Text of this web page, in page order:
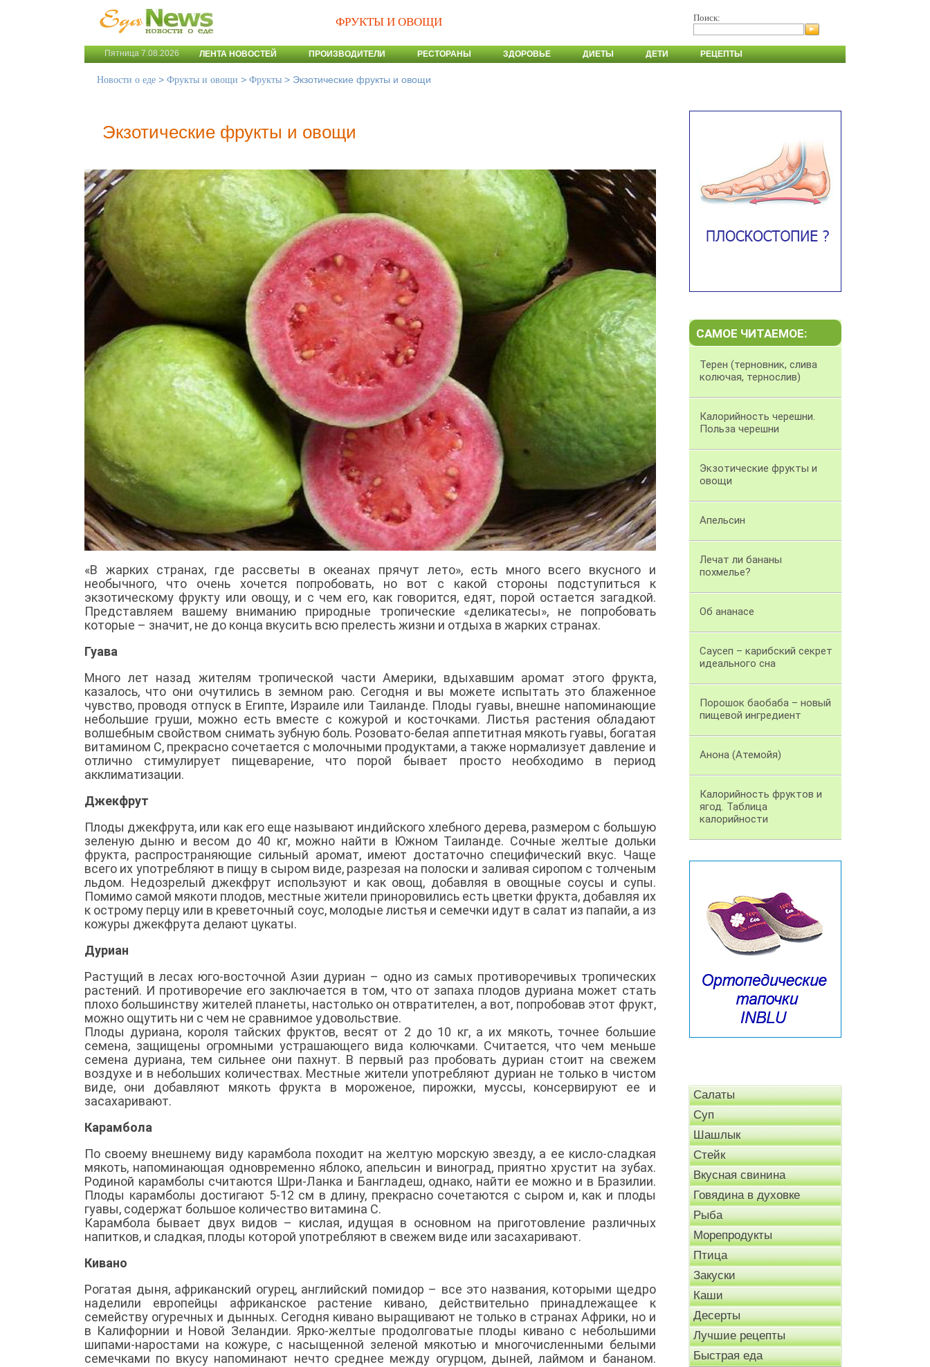
ФРУКТЫ И ОВОЩИ Поиск:
Пятница 7.08.2026 ЛЕНТА НОВОСТЕЙ ПРОИЗВОДИТЕЛИ РЕСТОРАНЫ ЗДОРОВЬЕ ДИЕТЫ ДЕТИ РЕЦЕПТЫ
Новости о еде > Фрукты и овощи > Фрукты > Экзотические фрукты и овощи
Экзотические фрукты и овощи
«В жарких странах, где рассветы в океанах прячут лето», есть много всего вкусного и
необычного, что очень хочется попробовать, но вот с какой стороны подступиться к
экзотическому фрукту или овощу, и с чем его, как говорится, едят, порой остается загадкой.
Представляем вашему вниманию природные тропические «деликатесы», не попробовать
которые – значит, не до конца вкусить всю прелесть жизни и отдыха в жарких странах.
Гуава
Много лет назад жителям тропической части Америки, вдыхавшим аромат этого фрукта,
казалось, что они очутились в земном раю. Сегодня и вы можете испытать это блаженное
чувство, проводя отпуск в Египте, Израиле или Таиланде. Плоды гуавы, внешне напоминающие
небольшие груши, можно есть вместе с кожурой и косточками. Листья растения обладают
волшебным свойством снимать зубную боль. Розовато-белая аппетитная мякоть гуавы, богатая
витамином С, прекрасно сочетается с молочными продуктами, а также нормализует давление и
отлично стимулирует пищеварение, что порой бывает просто необходимо в период
акклиматизации.
Джекфрут
Плоды джекфрута, или как его еще называют индийского хлебного дерева, размером с большую
зеленую дыню и весом до 40 кг, можно найти в Южном Таиланде. Сочные желтые дольки
фрукта, распространяющие сильный аромат, имеют достаточно специфический вкус. Чаще
всего их употребляют в пищу в сыром виде, разрезая на полоски и заливая сиропом с толченым
льдом. Недозрелый джекфрут используют и как овощ, добавляя в овощные соусы и супы.
Помимо самой мякоти плодов, местные жители приноровились есть цветки фрукта, добавляя их
к острому перцу или в креветочный соус, молодые листья и семечки идут в салат из папайи, а из
кожуры джекфрута делают цукаты.
Дуриан
Растущий в лесах юго-восточной Азии дуриан – одно из самых противоречивых тропических
растений. И противоречие его заключается в том, что от запаха плодов дуриана может стать
плохо большинству жителей планеты, настолько он отвратителен, а вот, попробовав этот фрукт,
можно ощутить ни с чем не сравнимое удовольствие.
Плоды дуриана, короля тайских фруктов, весят от 2 до 10 кг, а их мякоть, точнее большие
семена, защищены огромными устрашающего вида колючками. Считается, что чем меньше
семена дуриана, тем сильнее они пахнут. В первый раз пробовать дуриан стоит на свежем
воздухе и в небольших количествах. Местные жители употребляют дуриан не только в чистом
виде, они добавляют мякоть фрукта в мороженое, пирожки, муссы, консервируют ее и
засахаривают.
Карамбола
По своему внешнему виду карамбола походит на желтую морскую звезду, а ее кисло-сладкая
мякоть, напоминающая одновременно яблоко, апельсин и виноград, приятно хрустит на зубах.
Родиной карамболы считаются Шри-Ланка и Бангладеш, однако, найти ее можно и в Бразилии.
Плоды карамболы достигают 5-12 см в длину, прекрасно сочетаются с сыром и, как и плоды
гуавы, содержат большое количество витамина С.
Карамбола бывает двух видов – кислая, идущая в основном на приготовление различных
напитков, и сладкая, плоды которой употребляют в свежем виде или засахаривают.
Кивано
Рогатая дыня, африканский огурец, английский помидор – все это названия, которыми щедро
наделили европейцы африканское растение кивано, действительно принадлежащее к
семейству огуречных и дынных. Сегодня кивано выращивают не только в странах Африки, но и
в Калифорнии и Новой Зеландии. Ярко-желтые продолговатые плоды кивано с небольшими
шипами-наростами на кожуре, с насыщенной зеленой мякотью и многочисленными белыми
семечками по вкусу напоминают нечто среднее между огурцом, дыней, лаймом и бананом.
САМОЕ ЧИТАЕМОЕ:
Терен (терновник, слива
колючая, тернослив)
Калорийность черешни.
Польза черешни
Экзотические фрукты и
овощи
Апельсин
Лечат ли бананы
похмелье?
Об ананасе
Саусеп – карибский секрет
идеального сна
Порошок баобаба – новый
пищевой ингредиент
Анона (Атемойя)
Калорийность фруктов и
ягод. Таблица
калорийности
Салаты
Суп
Шашлык
Стейк
Вкусная свинина
Говядина в духовке
Рыба
Морепродукты
Птица
Закуски
Каши
Десерты
Лучшие рецепты
Быстрая еда